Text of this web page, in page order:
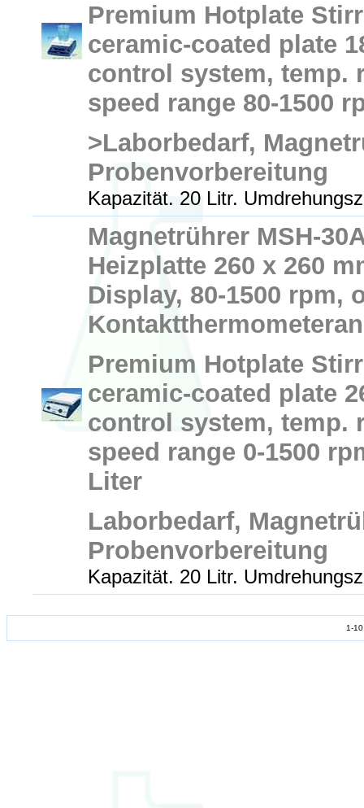
Premium Hotplate
ceramic-coated plate
control system, temp.
speed range 80-1500
>Laborbedarf,
Probenvorbereitung
Kapazität. 20 Litr.
Magnetrührer MSH-
Heizplatte 260 x 260
Display, 80-1500 rpm,
Premium Hotplate
ceramic-coated plate
control system, temp.
speed range 0-1500
Liter
Laborbedarf,
Probenvorbereitung
Kapazität. 20 Litr.
1-